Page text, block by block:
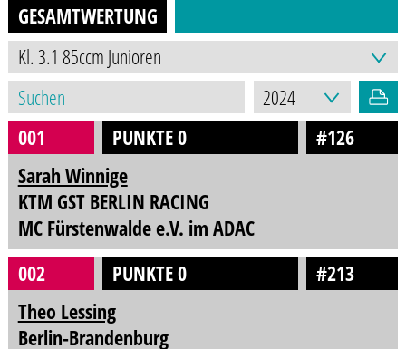
GESAMTWERTUNG
001 PUNKTE 0
#126
Sarah Winnige
KTM GST BERLIN RACING
MC Fürstenwalde e.V. im ADAC
002
PUNKTE 0
#213
Theo Lessing
Berlin-Brandenburg